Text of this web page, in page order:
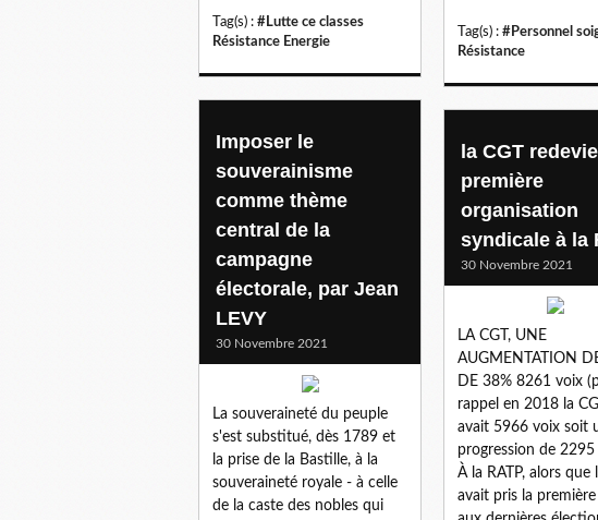
Tag(s) : #Lutte ce classes
Résistance Energie
Tag(s) : #Personnel
Résistance
Imposer le
souverainisme
comme thème
central de la
campagne
électorale, par Jean
LEVY
30 Novembre 2021
La souveraineté du peuple
s'est substitué, dès 1789 et
la prise de la Bastille, à la
souveraineté royale - à celle
de la caste des nobles qui
la CGT
première
organisation
syndicale à la
30 Novembre 2021
LA CGT, UNE
AUGMENTATION
DE 38% 8261 voix
rappel en 2018 la
avait 5966 voix soit
progression de 2295
À la RATP, alors que
avait pris la